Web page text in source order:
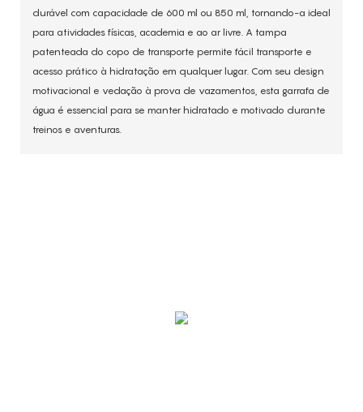
durável com capacidade de 600 ml ou 850 ml, tornando-a ideal
para atividades físicas, academia e ao ar livre. A tampa
patenteada do copo de transporte permite fácil transporte e
acesso prático à hidratação em qualquer lugar. Com seu design
motivacional e vedação à prova de vazamentos, esta garrafa de
água é essencial para se manter hidratado e motivado durante
treinos e aventuras.